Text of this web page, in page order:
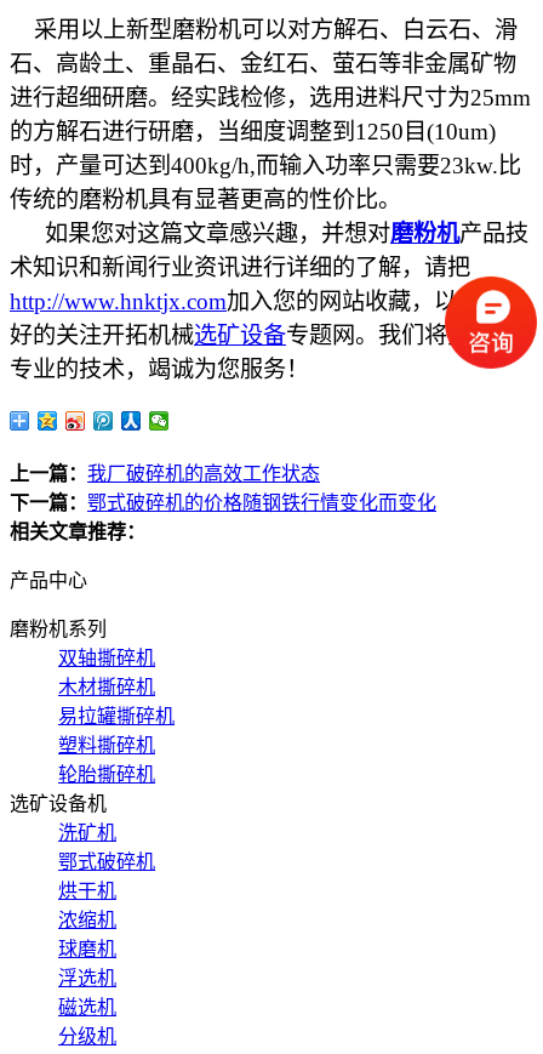
采用以上新型磨粉机可以对方解石、白云石、滑
石、高龄土、重晶石、金红石、萤石等非金属矿物
进行超细研磨。经实践检修，选用进料尺寸为25mm
的方解石进行研磨，当细度调整到1250目(10um)
时，产量可达到400kg/h,而输入功率只需要23kw.比
传统的磨粉机具有显著更高的性价比。
如果您对这篇文章感兴趣，并想对磨粉机产品技
术知识和新闻行业资讯进行详细的了解，请把
http://www.hnktjx.com加入您的网站收藏，以便您更
好的关注开拓机械选矿设备专题网。我们将提供最
专业的技术，竭诚为您服务！
上一篇： 我厂破碎机的高效工作状态
下一篇： 鄂式破碎机的价格随钢铁行情变化而变化
相关文章推荐：
产品中心
磨粉机系列
双轴撕碎机
木材撕碎机
易拉罐撕碎机
塑料撕碎机
轮胎撕碎机
选矿设备机
洗矿机
鄂式破碎机
烘干机
浓缩机
球磨机
浮选机
磁选机
分级机